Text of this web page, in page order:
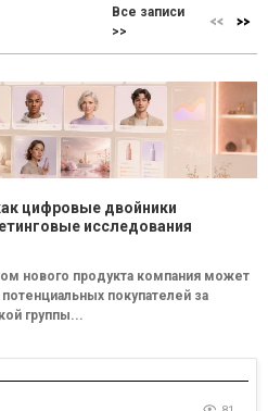
Все записи
>>
цифровые двойники
исследования
нового продукта компания может
покупателей за
группы...